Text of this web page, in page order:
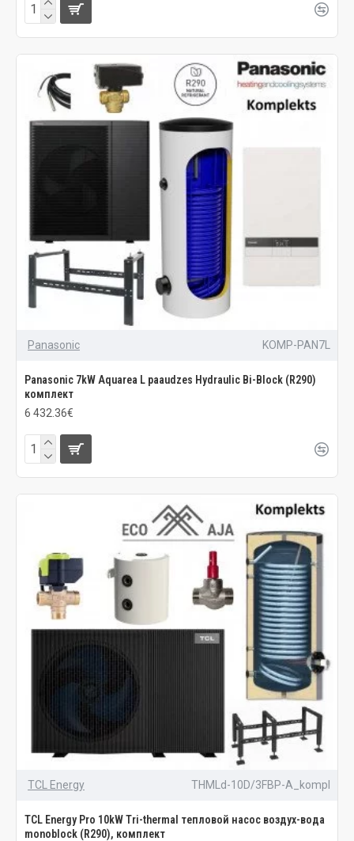
Panasonic KOMP-PAN7L
Panasonic 7kW Aquarea L paaudzes Hydraulic Bi-Block (R290)
комплект
6 432.36€
TCL Energy THMLd-10D/3FBP-A_kompl
TCL Energy Pro 10kW Tri-thermal тепловой насос воздух-вода
monoblock (R290), комплект